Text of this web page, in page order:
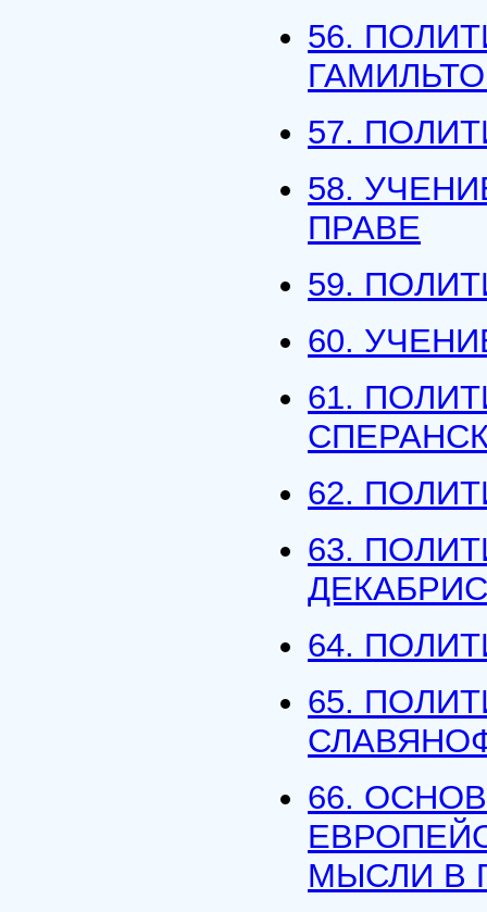
56.
57.
58.
ПРАВЕ
59.
60.
61.
62.
63.
64.
65.
66.
МЫСЛИ В